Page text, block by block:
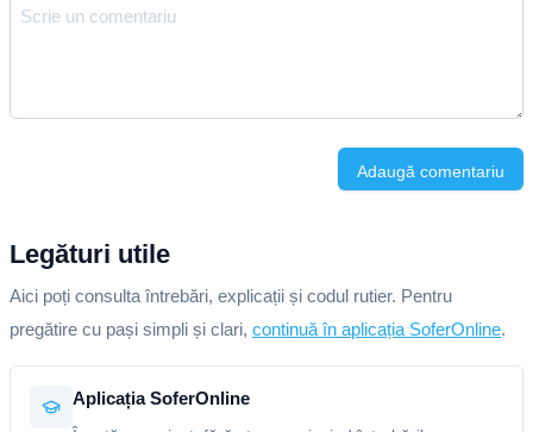
Adaugă comentariu
Legături utile
Aici poți consulta întrebări, explicații și codul rutier. Pentru
pregătire cu pași simpli și clari, continuă în aplicația SoferOnline.
Aplicația SoferOnline